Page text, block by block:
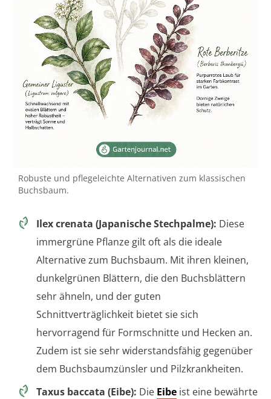
Robuste und pflegeleichte Alternativen zum klassischen
Buchsbaum.
Ilex crenata (Japanische Stechpalme): Diese
immergrüne Pflanze gilt oft als die ideale
Alternative zum Buchsbaum. Mit ihren kleinen,
dunkelgrünen Blättern, die den Buchsblättern
sehr ähneln, und der guten
Schnittverträglichkeit bietet sie sich
hervorragend für Formschnitte und Hecken an.
Zudem ist sie sehr widerstandsfähig gegenüber
dem Buchsbaumzünsler und Pilzkrankheiten.
Taxus baccata (Eibe): Die Eibe ist eine bewährte